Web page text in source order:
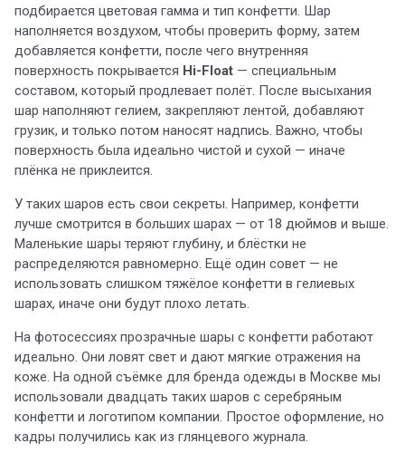
подбирается цветовая гамма и тип конфетти. Шар
наполняется воздухом, чтобы проверить форму, затем
добавляется конфетти, после чего внутренняя
поверхность покрывается Hi-Float — специальным
составом, который продлевает полёт. После высыхания
шар наполняют гелием, закрепляют лентой, добавляют
грузик, и только потом наносят надпись. Важно, чтобы
поверхность была идеально чистой и сухой — иначе
плёнка не приклеится.
У таких шаров есть свои секреты. Например, конфетти
лучше смотрится в больших шарах — от 18 дюймов и выше.
Маленькие шары теряют глубину, и блёстки не
распределяются равномерно. Ещё один совет — не
использовать слишком тяжёлое конфетти в гелиевых
шарах, иначе они будут плохо летать.
На фотосессиях прозрачные шары с конфетти работают
идеально. Они ловят свет и дают мягкие отражения на
коже. На одной съёмке для бренда одежды в Москве мы
использовали двадцать таких шаров с серебряным
конфетти и логотипом компании. Простое оформление, но
кадры получились как из глянцевого журнала.